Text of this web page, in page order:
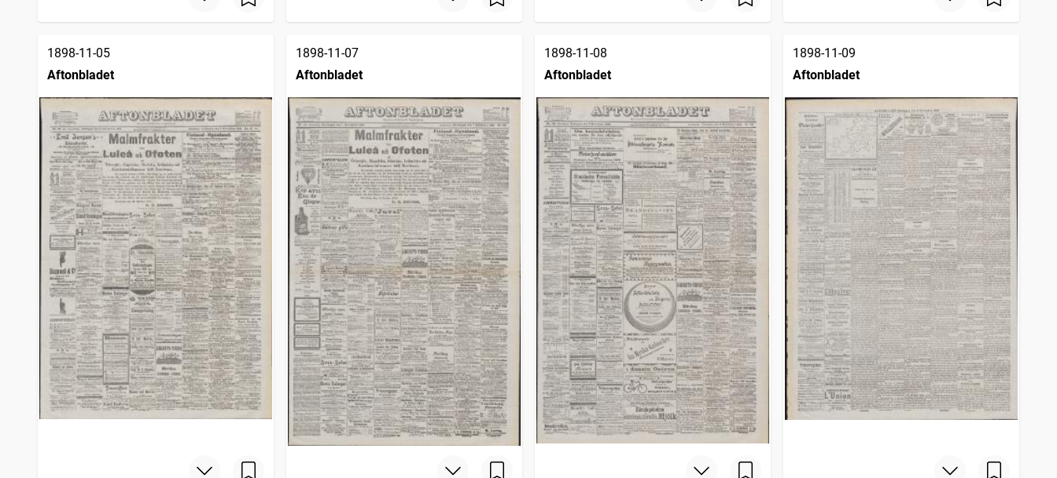
1898-11-05
Aftonbladet
1898-11-07
Aftonbladet
1898-11-08
Aftonbladet
1898-11-09
Aftonbladet